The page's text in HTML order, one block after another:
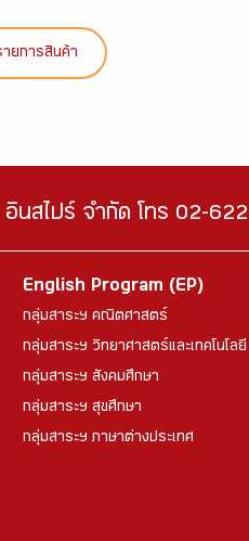
ยการสินค้า
นสไปร์ จำกัด โทร 02-
English Program (EP)
กลุ่มสาระฯ คณิตศาสตร์
กลุ่มสาระฯ วิทยาศาสตร์และเทคโนโลยี
กลุ่มสาระฯ สังคมศึกษา
กลุ่มสาระฯ สุขศึกษา
กลุ่มสาระฯ ภาษาต่างประเทศ